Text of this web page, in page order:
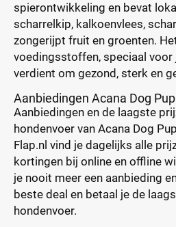
spierontwikkeling en bevat
scharrelkip, kalkoenvlees,
zongerijpt fruit en groenten.
voedingsstoffen, speciaal voor
verdient om gezond, sterk en
Aanbiedingen Acana Dog
Aanbiedingen en de laagste
hondenvoer van Acana Dog
Flap.nl vind je dagelijks alle
kortingen bij online en offline
je nooit meer een aanbieding
beste deal en betaal je de
hondenvoer.